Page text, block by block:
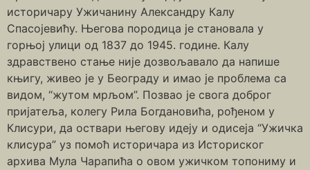
историчару Ужичанину Александру Калу
Спасојевићу. Његова породица је становала у
горњој улици од 1837 до 1945. године. Калу
здравствено стање није дозвољавало да напише
књигу, живео је у Београду и имао је проблема са
видом, “жутом мрљом”. Позвао је свога доброг
пријатеља, колегу Рила Богдановића, рођеном у
Клисури, да оствари његову идеју и одисеја “Ужичка
клисура” уз помоћ историчара из Историског
архива Мула Чарапића о овом ужичком топониму и